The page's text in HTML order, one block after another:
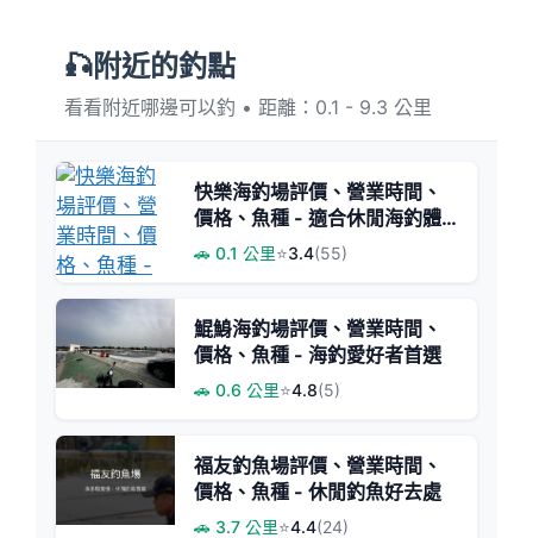
🎣附近的釣點
看看附近哪邊可以釣 • 距離：0.1 - 9.3 公里
快樂海釣場評價、營業時間、
價格、魚種 - 適合休閒海釣體
🚗 0.1 公里⭐3.4(55)
鯤鯓海釣場評價、營業時間、
價格、魚種 - 海釣愛好者首選
🚗 0.6 公里⭐4.8(5)
福友釣魚場評價、營業時間、
價格、魚種 - 休閒釣魚好去處
🚗 3.7 公里⭐4.4(24)